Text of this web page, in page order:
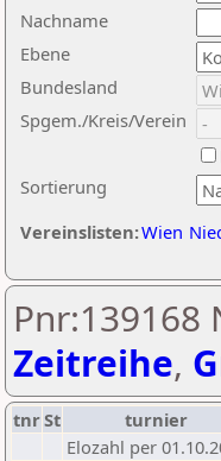
Nachname
Ebene
Sortierung
Bundesland
Spgem./Kreis/Verein
Vereinslisten:Wien
Pnr:139168
Zeitreihe,
tnrSt turnier
Elozahl per